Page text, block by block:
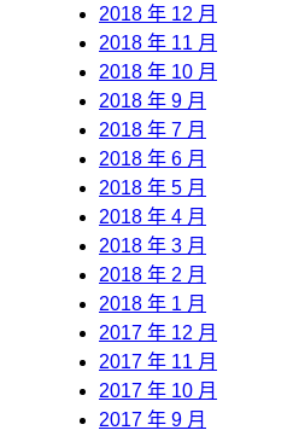
2018 年 12 月
2018 年 11 月
2018 年 10 月
2018 年 9 月
2018 年 7 月
2018 年 6 月
2018 年 5 月
2018 年 4 月
2018 年 3 月
2018 年 2 月
2018 年 1 月
2017 年 12 月
2017 年 11 月
2017 年 10 月
2017 年 9 月